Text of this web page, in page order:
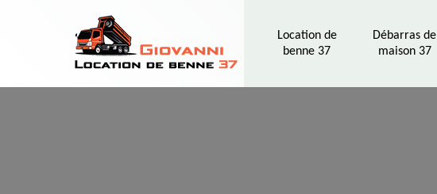
Location de
benne 37
Débarras de
maison 37